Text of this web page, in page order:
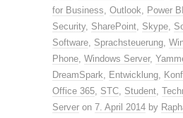
for Business, Outlook, Power BI
Security, SharePoint, Skype,
Software, Sprachsteuerung,
Phone, Windows Server,
DreamSpark, Entwicklung,
Office 365, STC, Student,
Server on 7. April 2014 by